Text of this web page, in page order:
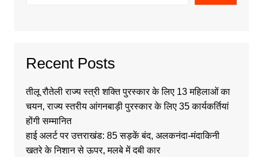
Recent Posts
तीलू रौतेली राज्य स्त्री शक्ति पुरस्कार के लिए 13 महिलाओं का
चयन, राज्य स्तरीय आंगनबाड़ी पुरस्कार के लिए 35 कार्यकर्तियां
होंगी सम्मानित
हाई अलर्ट पर उत्तराखंड: 85 सड़कें बंद, अलकनंदा-मंदाकिनी
खतरे के निशान से ऊपर, मलबे में दबी कार